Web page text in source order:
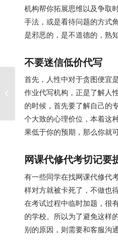
机构帮你拓展思维以及争取
手法，或是看待问题的方式
是邪恶的，是不道德的，熟
不要迷信低价代写
首先，人性中对于贪图便宜
作业代写机构，正是了解人
的时候，首先要了解自己的
个大致的心理价位，本着这
果低于你的预期，那么你就
网课代修代考切记要
有一些同学在找网课代修代
样对方就被卡死了，不做也
在考试过程中临时加题，很
的学校。所以为了避免这样
别的原因，则需要和客服沟
如何选择参考和引用文献 怎样管理阅